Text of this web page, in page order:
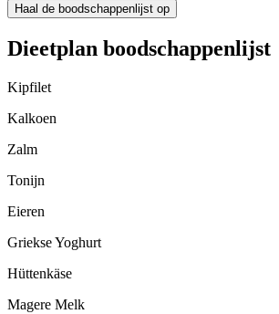
Haal de boodschappenlijst op
Dieetplan boodschappenlijst
Kipfilet
Kalkoen
Zalm
Tonijn
Eieren
Griekse Yoghurt
Hüttenkäse
Magere Melk